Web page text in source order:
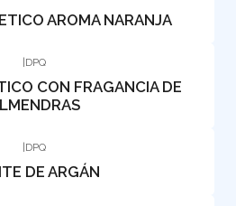
AROMA NARANJA
|DPQ
CON FRAGANCIA DE
|DPQ
DE ARGÁN